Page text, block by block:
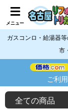
メニュー
ガスコンロ・給湯器
市
ご利